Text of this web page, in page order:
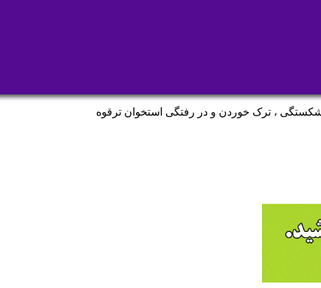
، ترک خوردن و در رفتگی استخوان ترقوه